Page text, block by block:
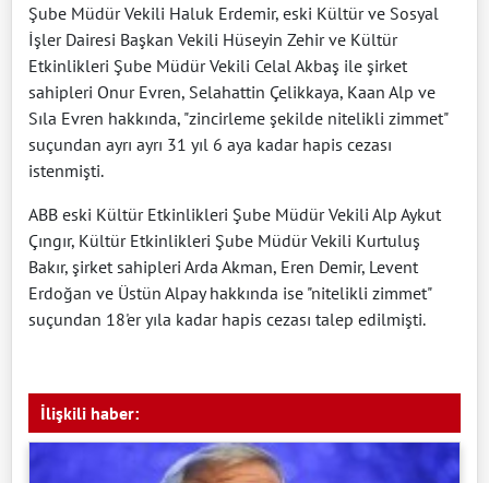
Şube Müdür Vekili Haluk Erdemir, eski Kültür ve Sosyal
İşler Dairesi Başkan Vekili Hüseyin Zehir ve Kültür
Etkinlikleri Şube Müdür Vekili Celal Akbaş ile şirket
sahipleri Onur Evren, Selahattin Çelikkaya, Kaan Alp ve
Sıla Evren hakkında, "zincirleme şekilde nitelikli zimmet"
suçundan ayrı ayrı 31 yıl 6 aya kadar hapis cezası
istenmişti.
ABB eski Kültür Etkinlikleri Şube Müdür Vekili Alp Aykut
Çıngır, Kültür Etkinlikleri Şube Müdür Vekili Kurtuluş
Bakır, şirket sahipleri Arda Akman, Eren Demir, Levent
Erdoğan ve Üstün Alpay hakkında ise "nitelikli zimmet"
suçundan 18'er yıla kadar hapis cezası talep edilmişti.
İlişkili haber: